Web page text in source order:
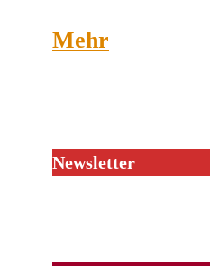
Mehr
Newsletter